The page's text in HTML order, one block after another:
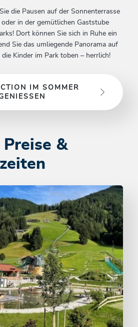
die Pausen auf der Sonnenterrasse
in der gemütlichen Gaststube
Dort können Sie sich in Ruhe ein
Sie das umliegende Panorama auf
Kinder im Park toben – herrlich!
IM SOMMER
Preise &